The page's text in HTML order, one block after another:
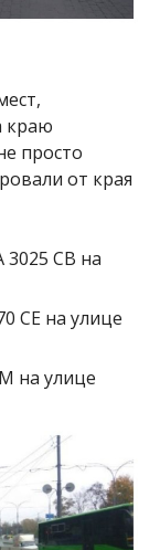
краю
просто
от края
CВ на
СЕ на улице
на улице